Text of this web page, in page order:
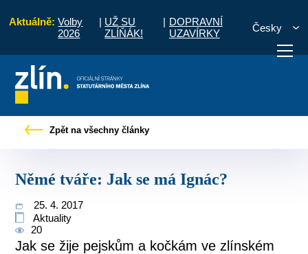
Aktuálně: Volby
2026
| UŽ SU
ZLÍŇÁK!
| DOPRAVNÍ
UZAVÍRKY
Česky
vyřídit Potřebuji zaplatit
Zpět na všechny články
Němé tváře: Jak se má Ignác?
25. 4. 2017
Aktuality
20
Jak se žije pejskům a kočkám ve zlínském